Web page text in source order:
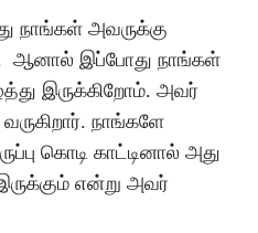
நாங்கள் அவருக்கு
. ஆனால் இப்போது நாங்கள்
இருக்கிறோம். அவர்
நாங்களே
கொடி காட்டினால் அது
என்று அவர்